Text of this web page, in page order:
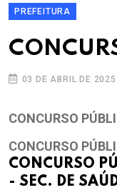
PREFEITURA
03 DE ABRIL DE
CONCURSO
CONCURSO
CONCURSO
- SEC. DE